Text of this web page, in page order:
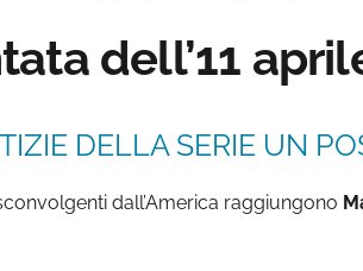
dell’11
DELLA SERIE UN
dall’America raggiungono